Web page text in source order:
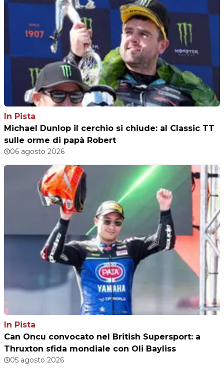
In Pista
Michael Dunlop il cerchio si chiude: al Classic TT
sulle orme di papà Robert
06 agosto 2026
In Pista
Can Oncu convocato nel British Supersport: a
Thruxton sfida mondiale con Oli Bayliss
05 agosto 2026